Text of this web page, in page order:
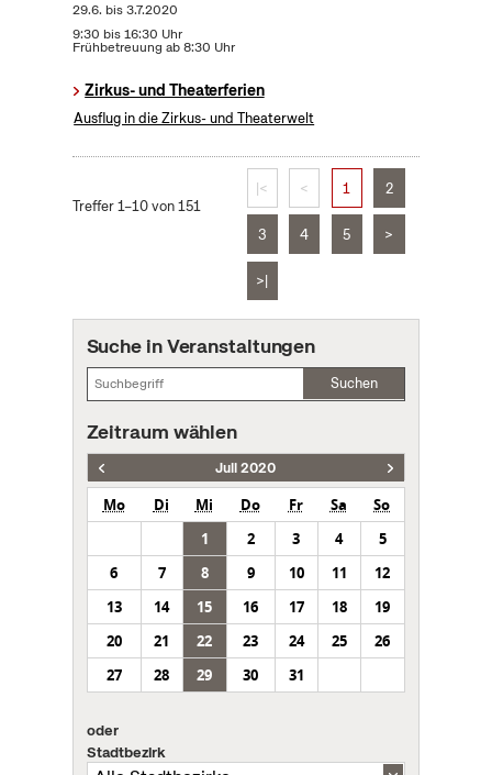
29.6. bis3.7.2020
9:30 bis 16:30 Uhr
Frühbetreuung ab 8:30 Uhr
Zirkus- und Theaterferien
Ausflug in die Zirkus- und Theaterwelt
Treffer 1–10 von 151
|< < 1 2
3 4 5 >
>|
Suche in Veranstaltungen
Suchen
Zeitraum wählen
Juli 2020
Mo Di Mi Do Fr Sa
So
1
2 3 4
5
6
7 8 9 10 11
12
13
14 15 16 17 18
19
20
21 22 23 24 25
26
27
28 29 30 31
oder
Stadtbezirk